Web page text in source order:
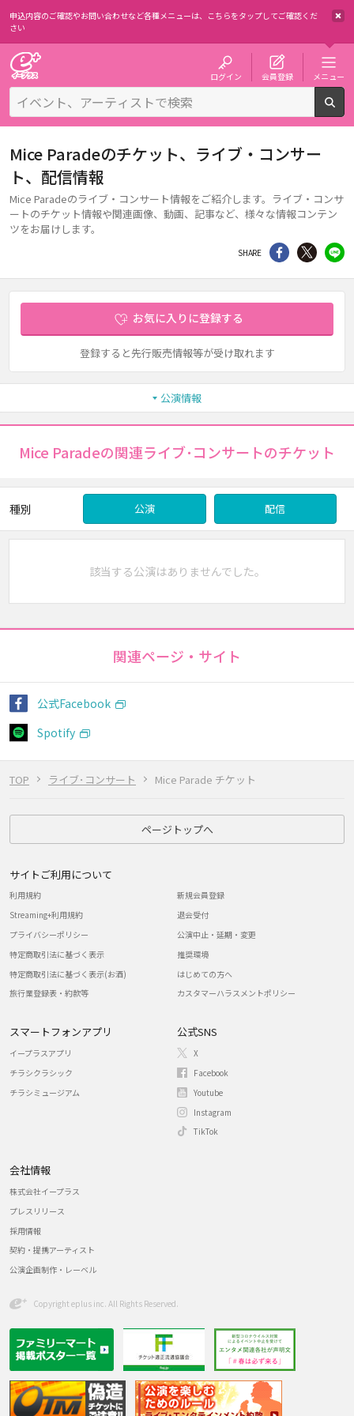
申込内容のご確認やお問い合わせなど各種メニューは、 こちらをタップしてご確認くだ
さい
ログイン 会員登録 メニュー
TOP ライブ･コンサート Mice Parade チケット
Mice Paradeのチケット、ライブ・コンサー
ト、配信情報
Mice Paradeのライブ・コンサート情報をご紹介します。ライブ・コンサ
ートのチケット情報や関連画像、動画、記事など、様々な情報コンテン
ツをお届けします。
SHARE シェア Twitter
お気に入りに登録する
登録すると先行販売情報等が受け取れます
公演情報
Mice Paradeの関連ライブ･コンサートのチケット
種別 公演 配信
該当する公演はありませんでした。
関連ページ・サイト
公式Facebook
Spotify
ページトップへ
サイトご利用について
利用規約
Streaming+利用規約
プライバシーポリシー
特定商取引法に基づく表示
特定商取引法に基づく表示(お酒)
旅行業登録表・約款等
新規会員登録
退会受付
公演中止・延期・変更
推奨環境
はじめての方へ
カスタマーハラスメントポリシー
スマートフォンアプリ
イープラスアプリ
チラシクラシック
チラシミュージアム
公式SNS
X
Facebook
Youtube
Instagram
TikTok
会社情報
株式会社イープラス
プレスリリース
採用情報
契約・提携アーティスト
公演企画制作・レーベル
Copyright eplus inc. All Rights Reserved.